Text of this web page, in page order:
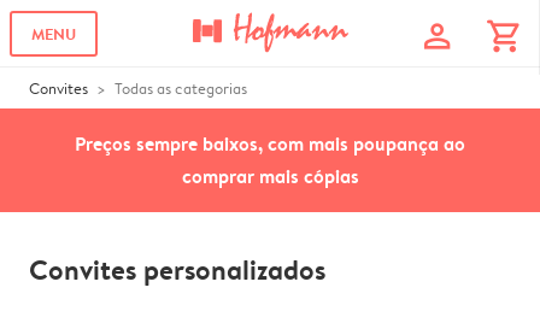
MENU profile shopping_cart
Convites Todas as categorias
Preços sempre baixos, com mais poupança ao
comprar mais cópias
Convites personalizados